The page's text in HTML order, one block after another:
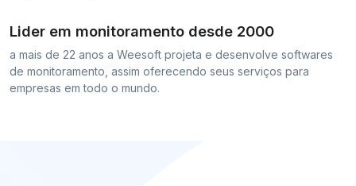
Lider em monitoramento desde 2000
a mais de 22 anos a Weesoft projeta e desenvolve softwares
de monitoramento, assim oferecendo seus serviços para
empresas em todo o mundo.